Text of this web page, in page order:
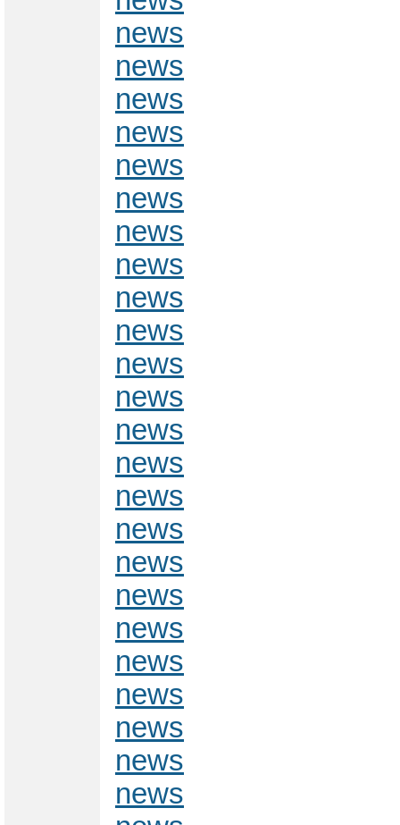
news
news
news
news
news
news
news
news
news
news
news
news
news
news
news
news
news
news
news
news
news
news
news
news